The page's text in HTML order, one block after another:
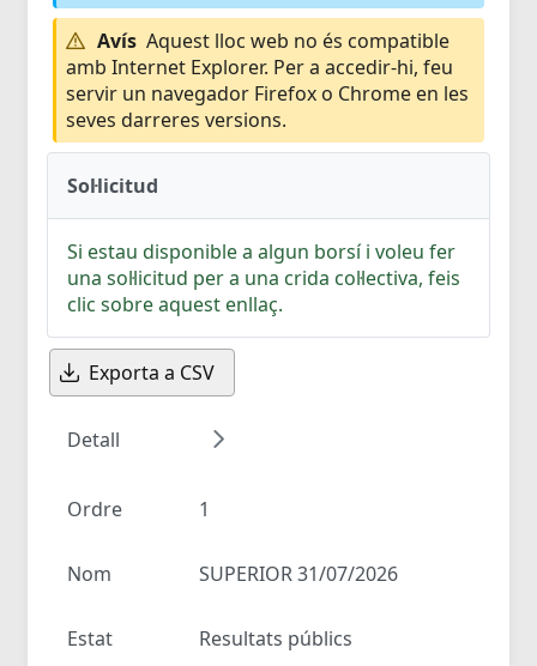
Avís Aquest lloc web no és compatible
amb Internet Explorer. Per a accedir-hi, feu
servir un navegador Firefox o Chrome en les
seves darreres versions.
Sol·licitud
Si estau disponible a algun borsí i voleu fer
una sol·licitud per a una crida col·lectiva, feis
clic sobre aquest enllaç.
Exporta a CSV
Detall
Ordre 1
Nom SUPERIOR 31/07/2026
Estat Resultats públics